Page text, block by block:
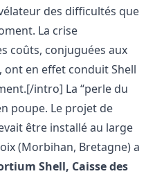
des difficultés que
La crise
coûts, conjuguées aux
, ont en effet conduit Shell
intro] La “perle du
poupe. Le projet de
être installé au large
(Morbihan, Bretagne) a
Shell, Caisse des